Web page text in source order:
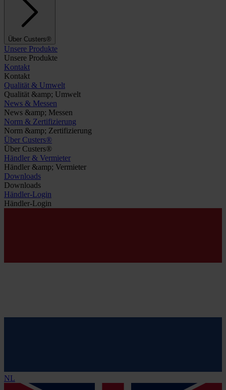
Über Custers®
Unsere Produkte
Unsere Produkte
Kontakt
Kontakt
Qualität & Umwelt
Qualität &amp; Umwelt
News & Messen
News &amp; Messen
Norm & Zertifizierung
Norm &amp; Zertifizierung
Über Custers®
Über Custers®
Händler & Vermieter
Händler &amp; Vermieter
Downloads
Downloads
Händler-Login
Händler-Login
NL